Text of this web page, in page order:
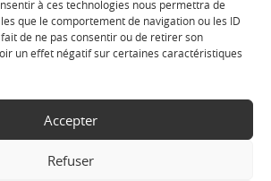
à ces technologies nous permettra de
que le comportement de navigation ou les ID
de ne pas consentir ou de retirer son
un effet négatif sur certaines caractéristiques
Accepter
Refuser
Cornillon-Mentions légales-Politique de
:Sukellos - Agence web WordPress -